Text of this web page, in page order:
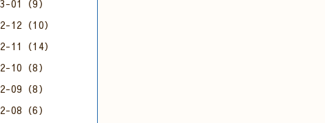
01（9）
12（10）
11（14）
10（8）
09（8）
08（6）